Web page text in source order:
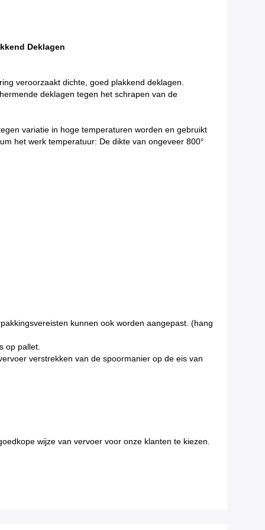
Deklagen
veroorzaakt dichte, goed plakkend deklagen.
deklagen tegen het schrapen van de
variatie in hoge temperaturen worden en gebruikt
het werk temperatuur: De dikte van ongeveer 800°
kunnen ook worden aangepast. (hang
op pallet.
verstrekken van de spoormanier op de eis van
wijze van vervoer voor onze klanten te kiezen.